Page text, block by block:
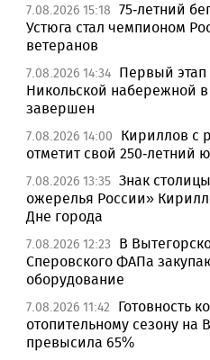
7.08.2026 15:18 75-летний
Устюга стал чемпионом
ветеранов
7.08.2026 14:34 Первый этап
Никольской набережной
завершен
7.08.2026 14:00
Кириллов с
отметит свой 250-летний
7.08.2026 13:35 Знак
ожерелья России»
Дне города
7.08.2026 12:23
В
Сперовского ФАПа
оборудование
7.08.2026 11:42
Готовность
отопительному сезону на
превысила 65%